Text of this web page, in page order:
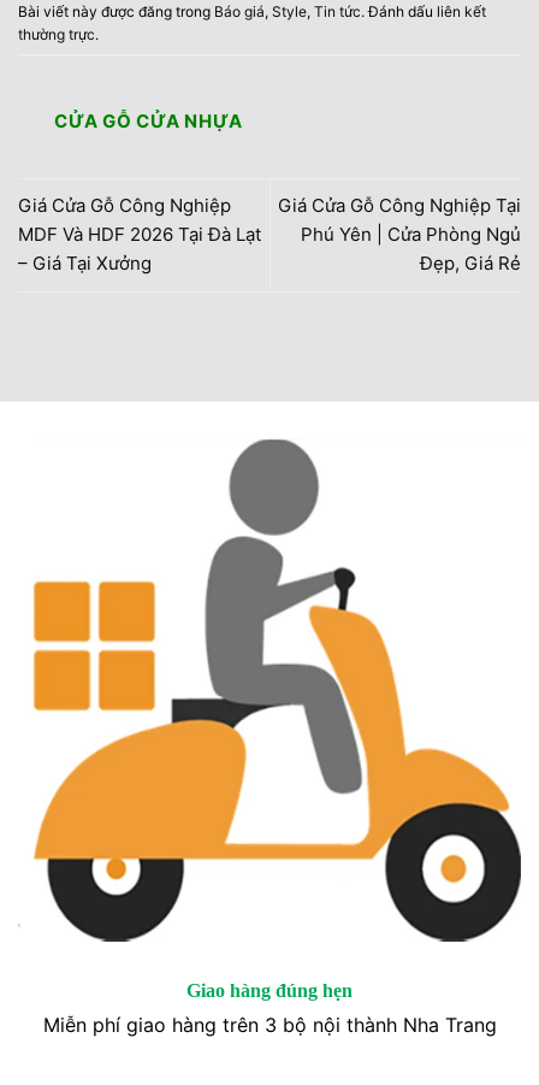
Bài viết này được đăng trong Báo giá, Style, Tin tức. Đánh dấu liên kết
thường trực.
CỬA GỖ CỬA NHỰA
Giá Cửa Gỗ Công Nghiệp
MDF Và HDF 2026 Tại Đà Lạt
– Giá Tại Xưởng
Giá Cửa Gỗ Công Nghiệp Tại
Phú Yên | Cửa Phòng Ngủ
Đẹp, Giá Rẻ
Giao hàng đúng hẹn
Miễn phí giao hàng trên 3 bộ nội thành Nha Trang